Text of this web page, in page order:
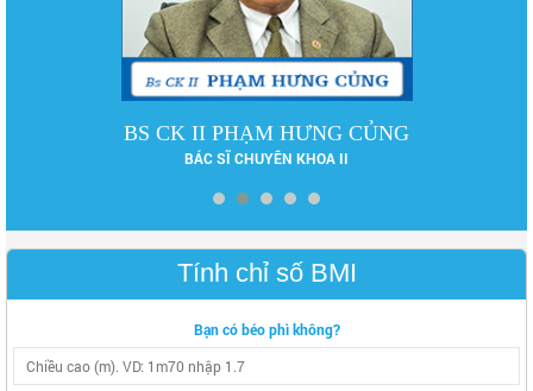
DS LÊ PHƯƠNG
DƯỢC SĨ ĐẠI HỌC
Tính chỉ số BMI
Bạn có béo phì không?